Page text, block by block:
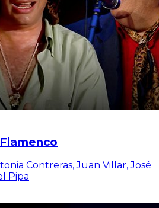
Contreras, Juan Villar, José
Pipa